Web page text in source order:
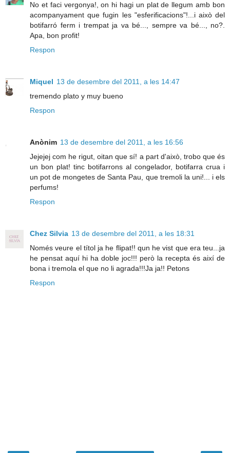
No et faci vergonya!, on hi hagi un plat de llegum amb bon
acompanyament que fugin les "esferificacions"!...i això del
botifarró ferm i trempat ja va bé..., sempre va bé..., no?.
Apa, bon profit!
Respon
Miquel 13 de desembre del 2011, a les 14:47
tremendo plato y muy bueno
Respon
Anònim 13 de desembre del 2011, a les 16:56
Jejejej com he rigut, oitan que sí! a part d'això, trobo que és
un bon plat! tinc botifarrons al congelador, botifarra crua i
un pot de mongetes de Santa Pau, que tremoli la uni!... i els
perfums!
Respon
Chez Silvia 13 de desembre del 2011, a les 18:31
Només veure el títol ja he flipat!! qun he vist que era teu...ja
he pensat aquí hi ha doble joc!!! però la recepta és així de
bona i tremola el que no li agrada!!!Ja ja!! Petons
Respon